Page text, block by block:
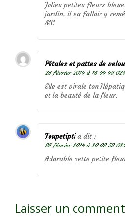
Jolies petites fleurs
jardin, il va falloir y
MC
Pétales et pattes de
26 février 2014 à 16 04 45
Elle est virale ton
et la beauté de la fleur.
Toupetipti a dit :
26 février 2014 à 20 08 53
Adorable cette petite
Laisser un